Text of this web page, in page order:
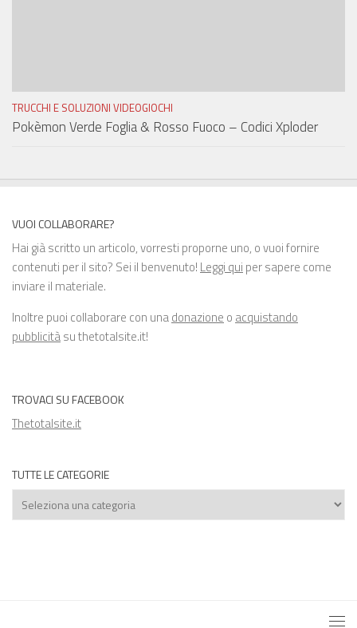
TRUCCHI E SOLUZIONI VIDEOGIOCHI
Pokèmon Verde Foglia & Rosso Fuoco – Codici Xploder
VUOI COLLABORARE?
Hai già scritto un articolo, vorresti proporne uno, o vuoi fornire
contenuti per il sito? Sei il benvenuto! Leggi qui per sapere come
inviare il materiale.
Inoltre puoi collaborare con unadonazione o acquistando
pubblicitàsu thetotalsite.it!
TROVACI SU FACEBOOK
Thetotalsite.it
TUTTE LE CATEGORIE
Tutte
le